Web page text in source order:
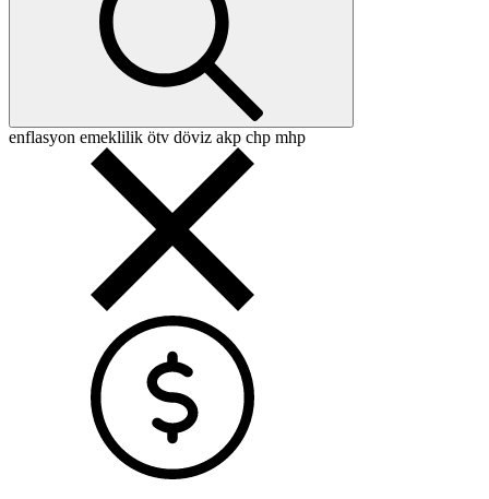
enflasyon emeklilik ötv döviz akp chp mhp